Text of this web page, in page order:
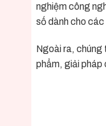
nghiệm công
số dành cho các
Ngoài ra, chúng
phẩm, giải